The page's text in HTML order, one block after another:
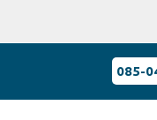
085-